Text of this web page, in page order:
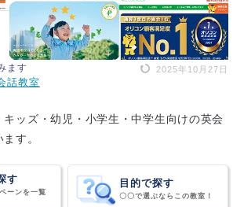
ます 2025年10月27日
話教室
ッズ・幼児・小学生・中学生向けの英会
す。
す
ーンを一覧
目的で探す
〇〇で選ぶならこの教室！